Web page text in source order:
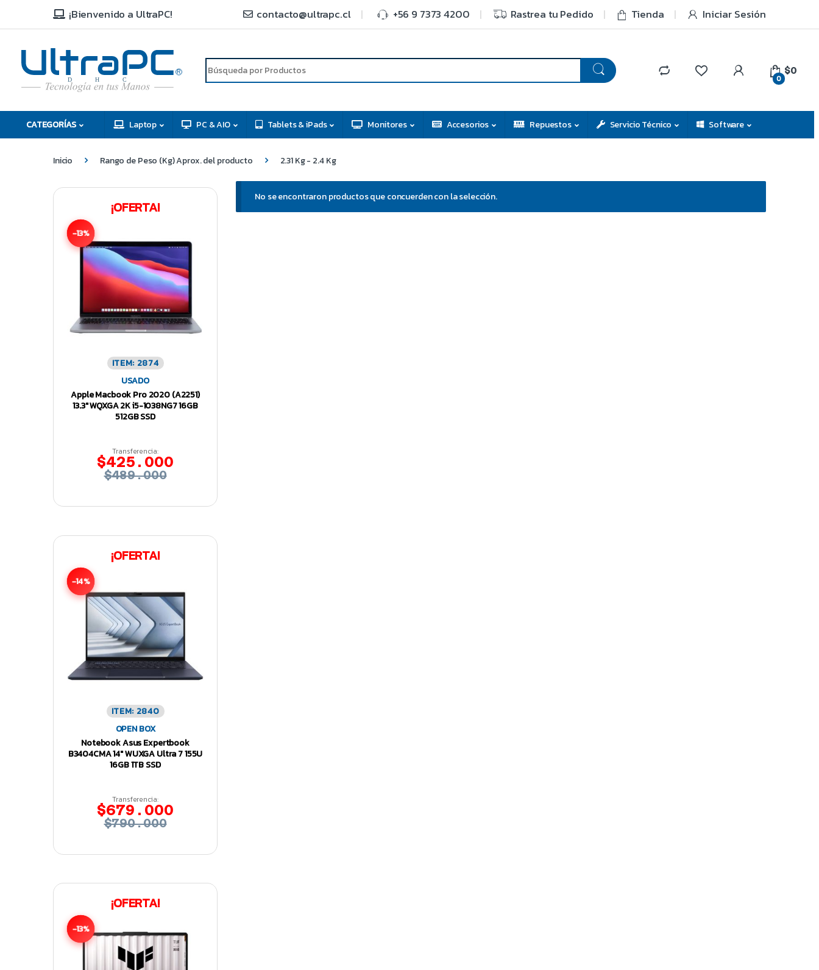
¡Bienvenido a UltraPC! contacto@ultrapc.cl +56 9 7373 4200 Rastrea tu Pedido Tienda Iniciar Sesión
C
H
D
R
0
$0
CATEGORÍAS Laptop PC & AIO Tablets & iPads Monitores Accesorios Repuestos Servicio Técnico Software
Inicio Rango de Peso (Kg) Aprox. del producto 2.31 Kg - 2.4 Kg
No se encontraron productos que concuerden con la selección.
¡OFERTA!
-13%
ITEM: 2874
USADO
Apple Macbook Pro 2020 (A2251)
13.3″ WQXGA 2K i5-1038NG7 16GB
512GB SSD
Transferencia:
$425.000
$489.000
¡OFERTA!
-14%
ITEM: 2840
OPEN BOX
Notebook Asus Expertbook
B3404CMA 14″ WUXGA Ultra 7 155U
16GB 1TB SSD
Transferencia:
$679.000
$790.000
¡OFERTA!
-13%